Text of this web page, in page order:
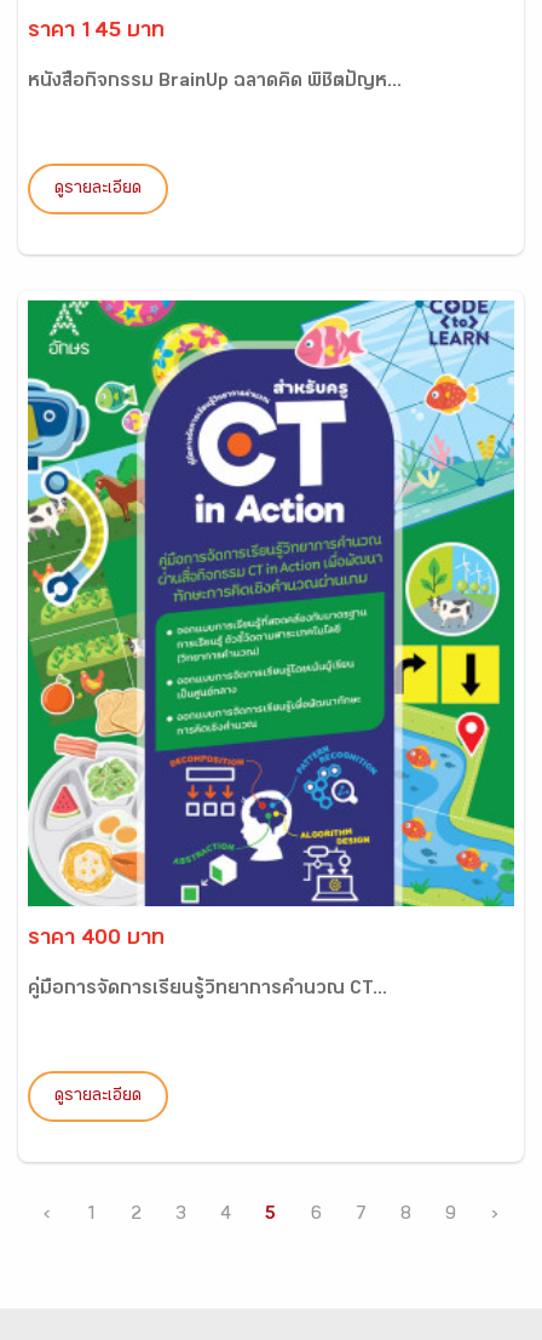
ราคา 145 บาท
หนังสือกิจกรรม BrainUp ฉลาดคิด พิชิตปัญห...
ดูรายละเอียด
ราคา 400 บาท
คู่มือการจัดการเรียนรู้วิทยาการคำนวณ CT...
ดูรายละเอียด
‹ 1 2 3 4 5 6 7 8 9 ›